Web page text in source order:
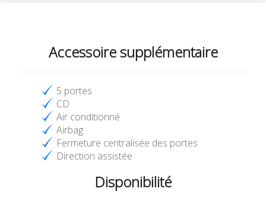
Accessoire supplémentaire
5 portes
CD
Air conditionné
Airbag
Fermeture centralisée des portes
Direction assistée
Disponibilité